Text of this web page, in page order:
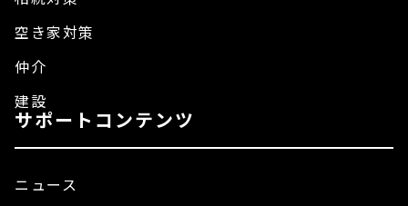
空き家対策
仲介
建設
サポートコンテンツ
ニュース